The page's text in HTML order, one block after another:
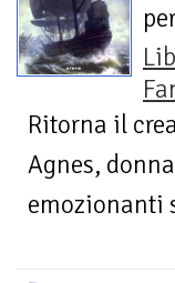
Ritorna il
Agnes,
emozionanti